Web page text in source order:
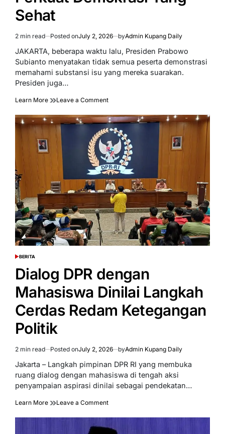
Sehat
Estimated
read
time
2 min read Posted onJuly 2, 2026 byAdmin Kupang Daily
JAKARTA, beberapa waktu lalu, Presiden Prabowo
Subianto menyatakan tidak semua peserta demonstrasi
memahami substansi isu yang mereka suarakan.
Presiden juga…
Learn More Leave a Commenton
Pemerintah
Apresiasi
Demo
Mahasiswa
Melalui
Dialog
Konstruktif,
Perkuat
Demokrasi
Yang
Sehat
POSTED
BERITA
Dialog DPR dengan
Mahasiswa Dinilai Langkah
Cerdas Redam Ketegangan
Politik
Estimated
read
2 min read Posted onJuly 2, 2026 byAdmin Kupang Daily
Jakarta – Langkah pimpinan DPR RI yang membuka
ruang dialog dengan mahasiswa di tengah aksi
penyampaian aspirasi dinilai sebagai pendekatan…
Learn More Leave a Commenton
dengan